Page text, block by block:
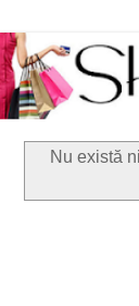
Nu există